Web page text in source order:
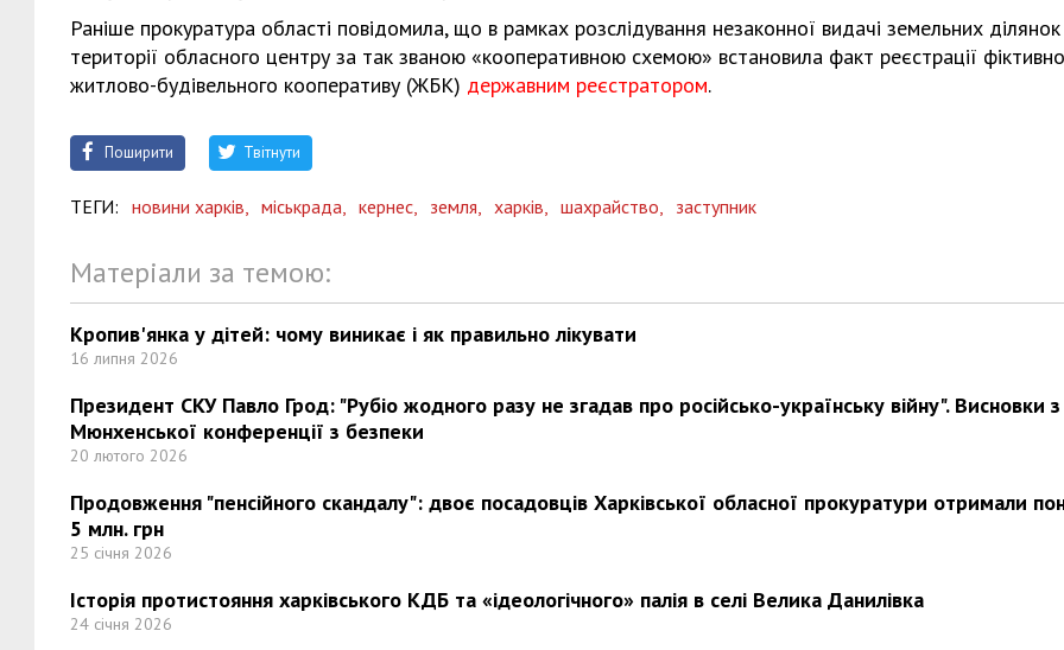
Раніше прокуратура області повідомила, що в рамках розслідування незаконної видачі земельних
території обласного центру за так званою «кооперативною схемою» встановила факт реєстрації
житлово-будівельного кооперативу (ЖБК) державним реєстратором.
Поширити Твітнути
ТЕГИ: новини харків, міськрада, кернес, земля, харків, шахрайство, заступник
Матеріали за темою:
Кропив'янка у дітей: чому виникає і як правильно лікувати
16 липня 2026
Президент СКУ Павло Грод: "Рубіо жодного разу не згадав про російсько-українську війну". Висновки з
Мюнхенської конференції з безпеки
20 лютого 2026
Продовження "пенсійного скандалу": двоє посадовців Харківської обласної прокуратури отримали
5 млн. грн
25 січня 2026
Історія протистояння харківського КДБ та «ідеологічного» палія в селі Велика Данилівка
24 січня 2026